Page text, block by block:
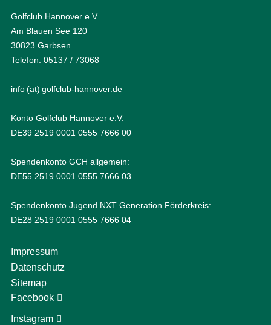
Golfclub Hannover e.V.
Am Blauen See 120
30823 Garbsen
Telefon: 05137 / 73068
info (at) golfclub-hannover.de
Konto Golfclub Hannover e.V.
DE39 2519 0001 0555 7666 00
Spendenkonto GCH allgemein:
DE55 2519 0001 0555 7666 03
Spendenkonto Jugend NXT Generation Förderkreis:
DE28 2519 0001 0555 7666 04
Impressum
Datenschutz
Sitemap
Facebook
Instagram